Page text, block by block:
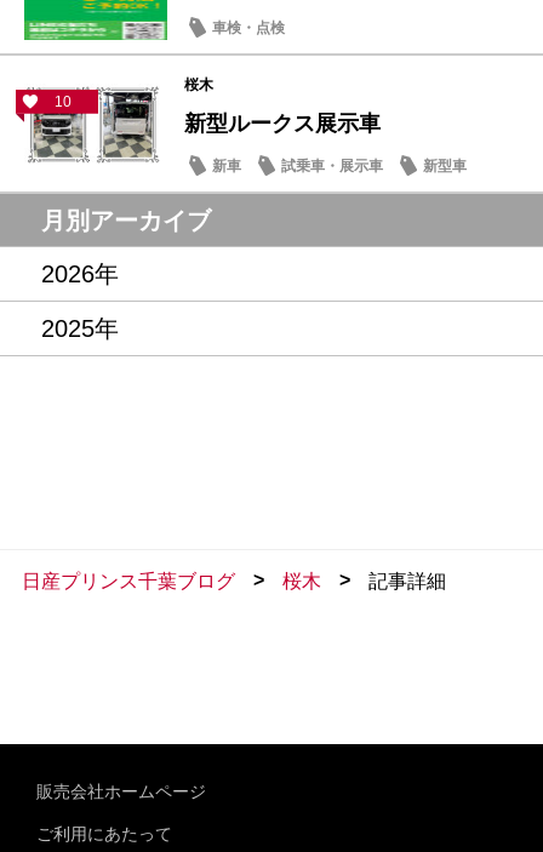
車検・点検
10
桜木
新型ルークス展示車
新車 試乗車・展示車 新型車
月別アーカイブ
2026年
2025年
日産プリンス千葉ブログ > 桜木 > 記事詳細
販売会社ホームページ
ご利用にあたって